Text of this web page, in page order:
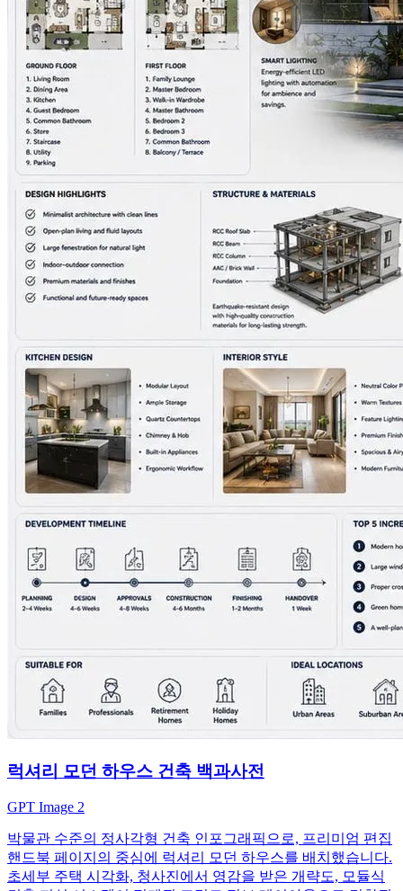
럭셔리 모던 하우스 건축 백과사전
GPT Image 2
박물관 수준의 정사각형 건축 인포그래픽으로, 프리미엄 편집
핸드북 페이지의 중심에 럭셔리 모던 하우스를 배치했습니다.
초세부 주택 시각화, 청사진에서 영감을 받은 개략도, 모듈식